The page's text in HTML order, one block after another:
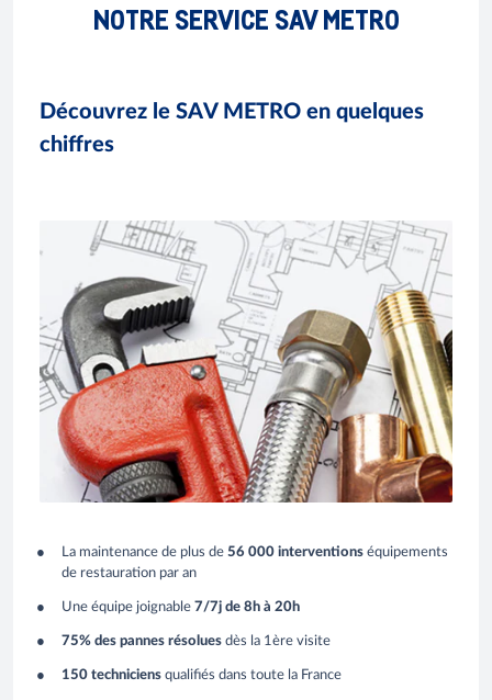
NOTRE SERVICE SAV METRO
Découvrez le SAV METRO en quelques
chiffres
La maintenance de plus de 56 000 interventions équipements
de restauration par an
Une équipe joignable 7/7j de 8h à 20h
75% des pannes résolues dès la 1ère visite
150 techniciens qualifiés dans toute la France